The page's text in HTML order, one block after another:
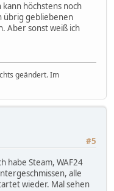
höchstens noch
übrig gebliebenen
Aber sonst weiß ich
geändert. Im
#5
habe Steam, WAF24
alle
wieder. Mal sehen